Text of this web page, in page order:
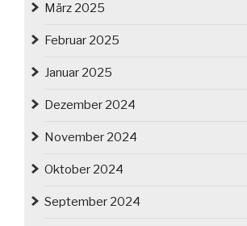
März 2025
Februar 2025
Januar 2025
Dezember 2024
November 2024
Oktober 2024
September 2024